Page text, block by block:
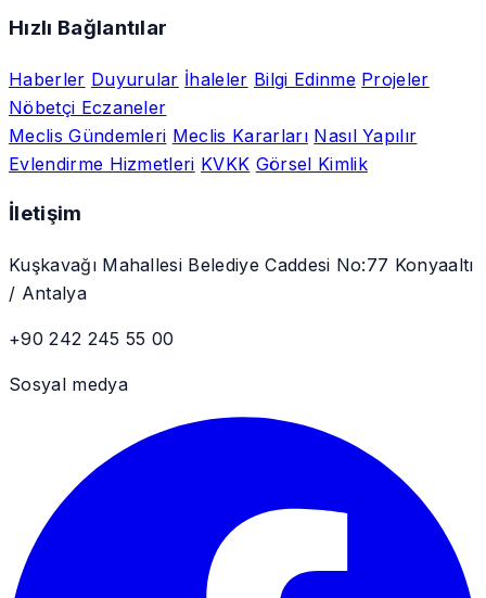
Hızlı Bağlantılar
Haberler Duyurular İhaleler Bilgi Edinme Projeler
Nöbetçi Eczaneler
Meclis Gündemleri Meclis Kararları Nasıl Yapılır
Evlendirme Hizmetleri KVKK Görsel Kimlik
İletişim
Kuşkavağı Mahallesi Belediye Caddesi No:77 Konyaaltı
/ Antalya
+90 242 245 55 00
Sosyal medya